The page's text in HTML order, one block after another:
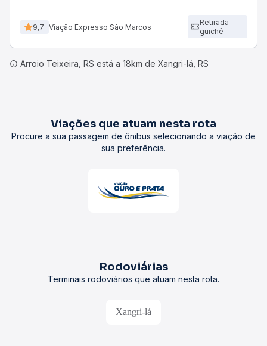
9,7 Viação Expresso São Marcos
Retirada
guichê
Arroio Teixeira, RS está a 18km de Xangri-lá, RS
Viações que atuam nesta rota
Procure a sua passagem de ônibus selecionando a viação de
sua preferência.
Rodoviárias
Terminais rodoviários que atuam nesta rota.
Xangri-lá